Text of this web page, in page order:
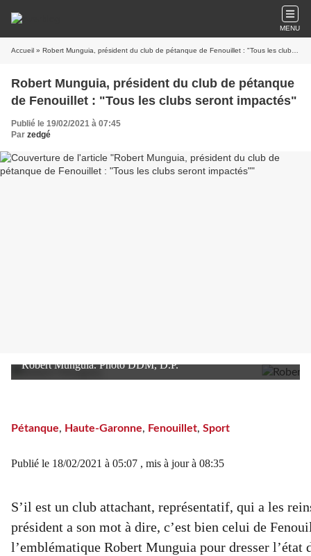
MENU
Accueil » Robert Munguia, président du club de pétanque de Fenouillet : "Tous les clubs seront impactés"
Robert Munguia, président du club de pétanque
de Fenouillet : "Tous les clubs seront impactés"
Publié le 19/02/2021 à 07:45
Par zedgé
Robert Munguia. Photo DDM, D.P.
Pétanque, Haute-Garonne, Fenouillet, Sport
Publié le 18/02/2021 à 05:07 , mis à jour à 08:35
S’il est un club attachant, représentatif, qui a les
président a son mot à dire, c’est bien celui de
l’emblématique Robert Munguia pour dresser l’état